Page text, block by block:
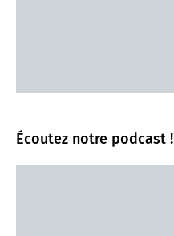
Écoutez notre podcast !